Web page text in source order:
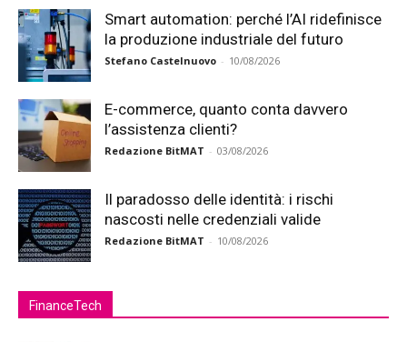
Smart automation: perché l’AI ridefinisce
la produzione industriale del futuro
Stefano Castelnuovo - 10/08/2026
E-commerce, quanto conta davvero
l’assistenza clienti?
Redazione BitMAT - 03/08/2026
Il paradosso delle identità: i rischi
nascosti nelle credenziali valide
Redazione BitMAT - 10/08/2026
FinanceTech